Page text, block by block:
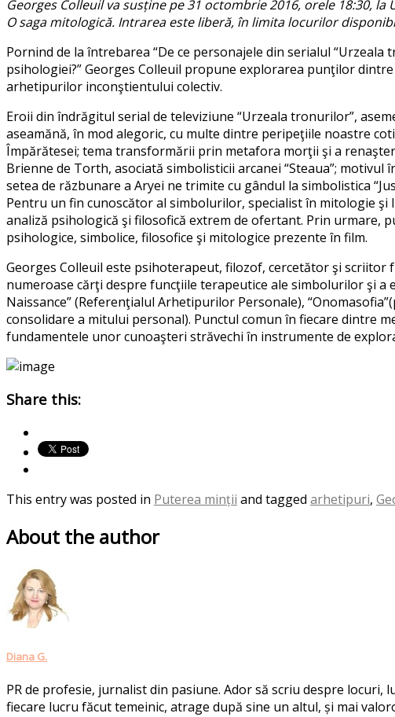
Georges Colleuil va susține pe 31 octombrie 2016, orele 18:30,
O saga mitologică. Intrarea este liberă, în limita locurilor
Pornind de la întrebarea “De ce personajele din serialul
psihologiei?” Georges Colleuil propune explorarea punţilor
arhetipurilor inconştientului colectiv.
Eroii din îndrăgitul serial de televiziune “Urzeala tronurilor”,
aseamănă, în mod alegoric, cu multe dintre peripeţiile noastre
Împărătesei; tema transformării prin metafora morţii şi a
Brienne de Torth, asociată simbolisticii arcanei “Steaua”;
setea de răzbunare a Aryei ne trimite cu gândul la simbolistica
Pentru un fin cunoscător al simbolurilor, specialist în mitologie
analiză psihologică şi filosofică extrem de ofertant. Prin urmare,
psihologice, simbolice, filosofice şi mitologice prezente în film.
Georges Colleuil este psihoterapeut, filozof, cercetător şi
numeroase cărţi despre funcţiile terapeutice ale simbolurilor şi
Naissance” (Referenţialul Arhetipurilor Personale),
consolidare a mitului personal). Punctul comun în fiecare dintre
fundamentele unor cunoaşteri străvechi în instrumente de
Share this:
This entry was posted in Puterea minții and tagged arhetipuri,
About the author
Diana G.
PR de profesie, jurnalist din pasiune. Ador să scriu despre
fiecare lucru făcut temeinic, atrage după sine un altul, și mai